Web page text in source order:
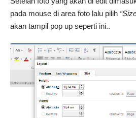
pada mouse di area foto lalu pilih
akan tampil pop up seperti ini..